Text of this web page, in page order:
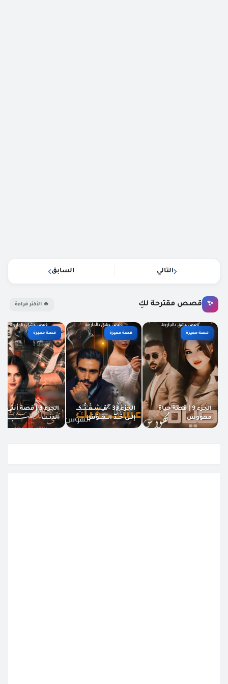
التالي السابق
✨ قصص مقترحة لكِ 🔥 الأكثر قراءة
قصة مميزة
الجزء 9 | قصة حياة
مهووس
قصة مميزة
الجزء 33 - عَــشِــقْــتُــكِــ
إلــى حَــدّ الــهَــوَسْ
قصة مميزة
الجزء 3 | قصة أنثى
الذئــب